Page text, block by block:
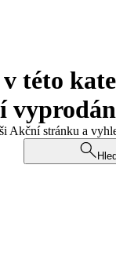
této
Akční stránku a